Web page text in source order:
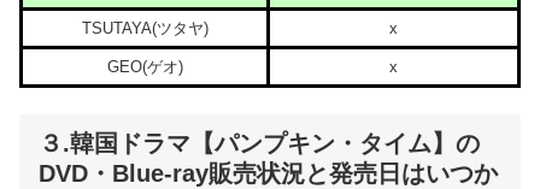
TSUTAYA(ツタヤ) x
GEO(ゲオ) x
３.韓国ドラマ【パンプキン・タイム】の
DVD・Blue-ray販売状況と発売日はいつか